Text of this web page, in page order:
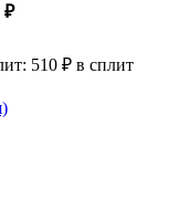
₽
510 ₽ в сплит